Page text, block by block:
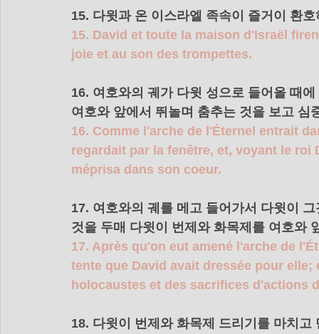
15. 다윗과 온 이스라엘 족속이 즐거이 환
15. David et toute la maison d'Israël
joie et au son des trompettes.
16. 여호와의 궤가 다윗 성으로 들어올 때
여호와 앞에서 뛰놀며 춤추는 것을 보고 심
16. Comme l'arche de l'Éternel entrait
regardait par la fenêtre, et, voyant le
méprisa dans son coeur.
17. 여호와의 궤를 메고 들어가서 다윗이
것을 두매 다윗이 번제와 화목제를 여호와
17. Après qu'on eut amené l'arche de
tente que David avait dressée pour
holocaustes et des sacrifices d'actions
18. 다윗이 번제와 화목제 드리기를 마치